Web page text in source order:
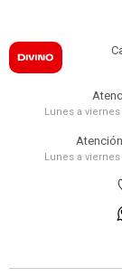
Lunes a viernes
Lunes a viernes